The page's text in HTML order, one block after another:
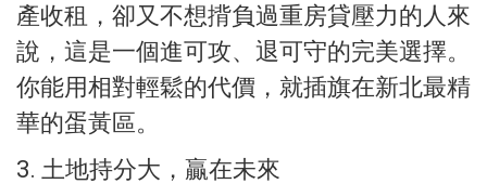
產收租，卻又不想揹負過重房貸壓力的人來
說，這是一個進可攻、退可守的完美選擇。
你能用相對輕鬆的代價，就插旗在新北最精
華的蛋黃區。
3. 土地持分大，贏在未來